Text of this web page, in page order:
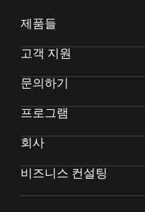
제품들
고객 지원
문의하기
프로그램
회사
비즈니스 컨설팅